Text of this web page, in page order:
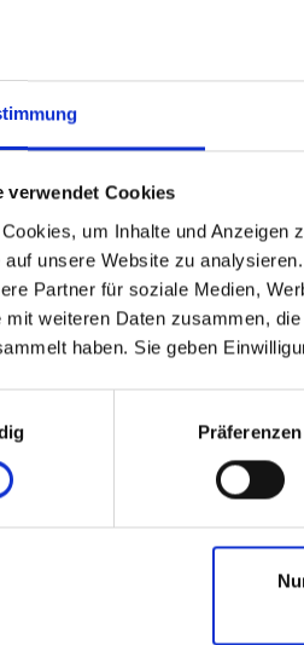
verwendet Cookies
um Inhalte und Anzeigen
auf unsere Website zu
Partner für soziale Medien,
mit weiteren Daten zusammen,
haben. Sie geben
Präferenzen
besteht aus:
Art.Nr. 0711300
2311596
Art.Nr. 2312681
003
963-200
5 Gang Art.Nr. 2312726
Art.Nr. 6131262.
Boxer Modelle
7, R 80/7, R 80RT, R 80, R 100/7, R
6 R 75/6
6
R 90S
7
R 75/7
1977-9.1980 R 100
R 65